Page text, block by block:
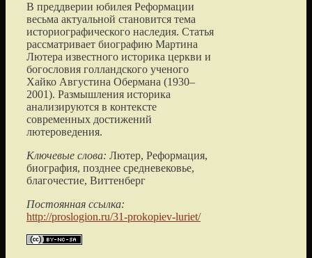
В преддверии юбилея Реформации
весьма актуальной становится тема
историографического наследия. Статья
рассматривает биографию Мартина
Лютера известного историка церкви и
богословия голландского ученого
Хайко Августина Обермана (1930–
2001). Размышления историка
анализируются в контексте
современных достижений
лютероведения.
Ключевые слова: Лютер, Реформация,
биография, позднее средневековье,
благочестие, Виттенберг
Постоянная ссылка:
http://proslogion.ru/31-prokopiev-luriet/